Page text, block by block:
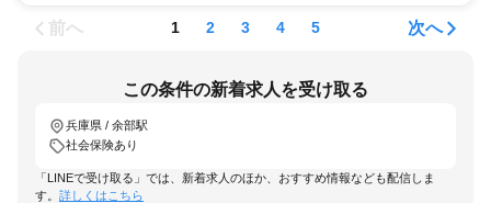
前へ 1 2 3 4 5 次へ
この条件の新着求人を受け取る
兵庫県 / 余部駅
社会保険あり
「LINEで受け取る」では、新着求人のほか、おすすめ情報なども配信しま
す。 詳しくはこちら